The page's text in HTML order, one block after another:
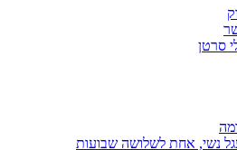
סרטן
נשי, אחת לשלושה שבועות